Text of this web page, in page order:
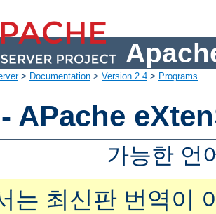
> Documentation > Version 2.4 > Programs
APache
가능한 언
는 최신판 번역이